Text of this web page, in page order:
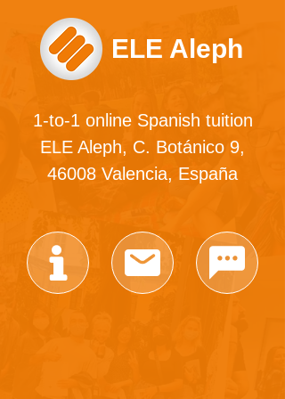
ELE Aleph
1-to-1 online Spanish tuition
ELE Aleph, C. Botánico 9,
46008 Valencia, España